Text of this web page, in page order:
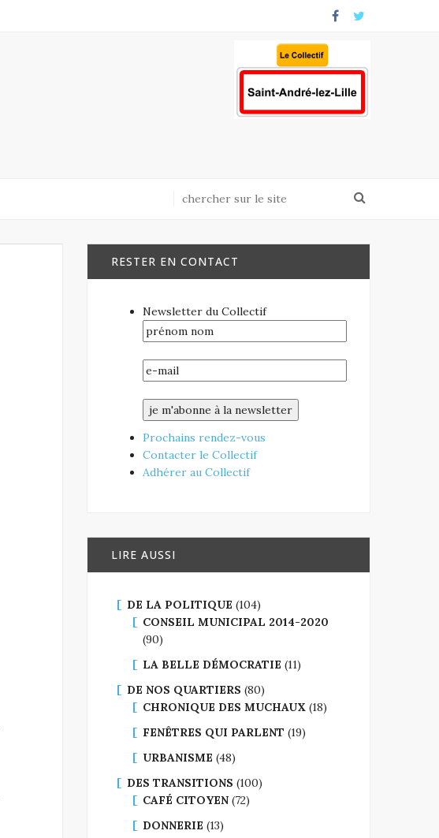
RESTER EN CONTACT
Newsletter du Collectif
Prochains rendez-vous
Contacter le Collectif
Adhérer au Collectif
LIRE AUSSI
DE LA POLITIQUE (104)
CONSEIL MUNICIPAL 2014-2020
(90)
LA BELLE DÉMOCRATIE (11)
DE NOS QUARTIERS (80)
CHRONIQUE DES MUCHAUX (18)
FENÊTRES QUI PARLENT (19)
URBANISME (48)
DES TRANSITIONS (100)
CAFÉ CITOYEN (72)
DONNERIE (13)